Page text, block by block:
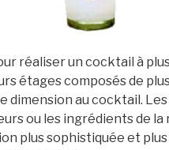
réaliser un cocktail à
étages composés de
dimension au cocktail.
ou les ingrédients de
plus sophistiquée et